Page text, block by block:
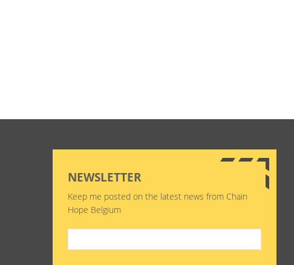
NEWSLETTER
Keep me posted on the latest news from Chain
Hope Belgium